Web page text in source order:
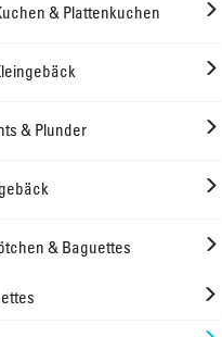
Süßes Kleingebäck
Croissants & Plunder
& Plattenkuchen
& Plunder
& Baguettes